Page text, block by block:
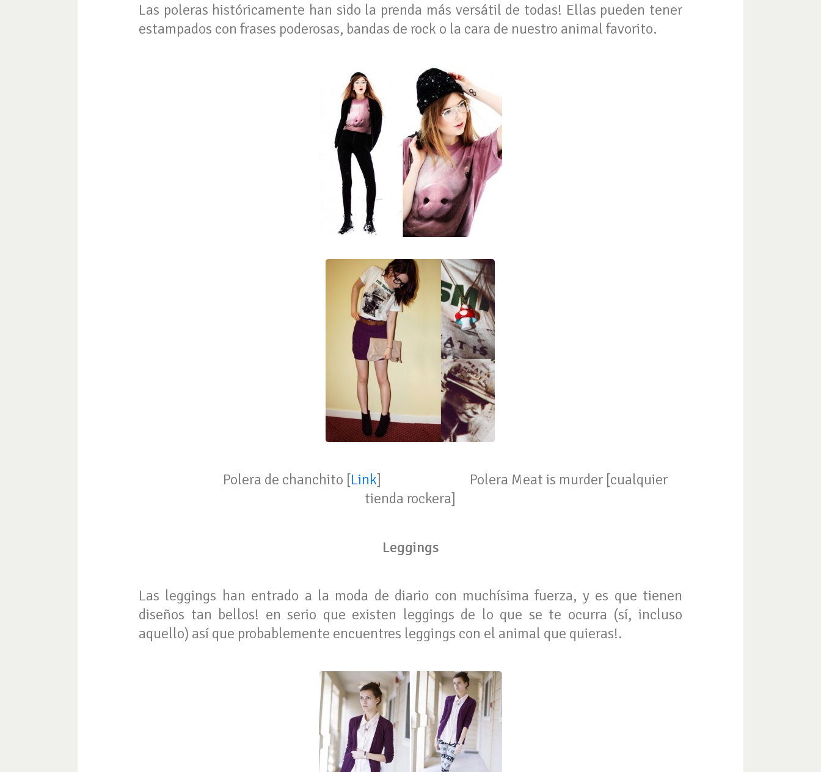
Las poleras históricamente han sido la prenda más versátil de todas! Ellas pueden tener
estampados con frases poderosas, bandas de rock o la cara de nuestro animal favorito.
Polera de chanchito [Link] Polera Meat is murder [cualquier
tienda rockera]
Leggings
Las leggings han entrado a la moda de diario con muchísima fuerza, y es que tienen
diseños tan bellos! en serio que existen leggings de lo que se te ocurra (sí, incluso
aquello) así que probablemente encuentres leggings con el animal que quieras!.